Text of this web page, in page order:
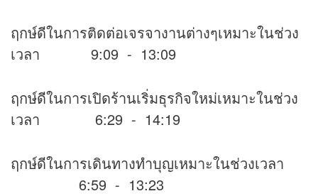
ฤกษ์ดีในการติดต่อเจรจางานต่างๆเหมาะในช่วง
เวลา 9:09 - 13:09
ฤกษ์ดีในการเปิดร้านเริ่มธุรกิจใหม่เหมาะในช่วง
เวลา 6:29 - 14:19
ฤกษ์ดีในการเดินทางทำบุญเหมาะในช่วงเวลา
6:59 - 13:23